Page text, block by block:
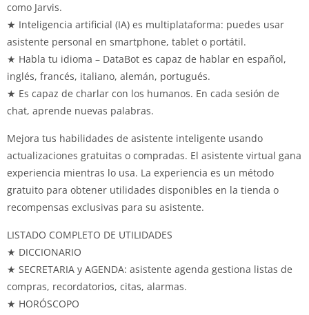
como Jarvis.
★ Inteligencia artificial (IA) es multiplataforma: puedes usar
asistente personal en smartphone, tablet o portátil.
★ Habla tu idioma – DataBot es capaz de hablar en español,
inglés, francés, italiano, alemán, portugués.
★ Es capaz de charlar con los humanos. En cada sesión de
chat, aprende nuevas palabras.
Mejora tus habilidades de asistente inteligente usando
actualizaciones gratuitas o compradas. El asistente virtual gana
experiencia mientras lo usa. La experiencia es un método
gratuito para obtener utilidades disponibles en la tienda o
recompensas exclusivas para su asistente.
LISTADO COMPLETO DE UTILIDADES
★ DICCIONARIO
★ SECRETARIA y AGENDA: asistente agenda gestiona listas de
compras, recordatorios, citas, alarmas.
★ HORÓSCOPO